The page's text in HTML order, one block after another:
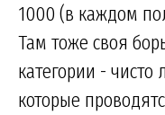
1000 (в каждом
Там тоже своя
категории - чисто
которые